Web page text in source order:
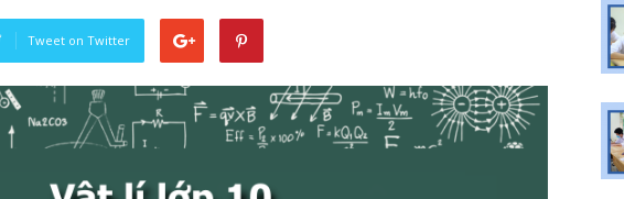
Tweet on Twitter